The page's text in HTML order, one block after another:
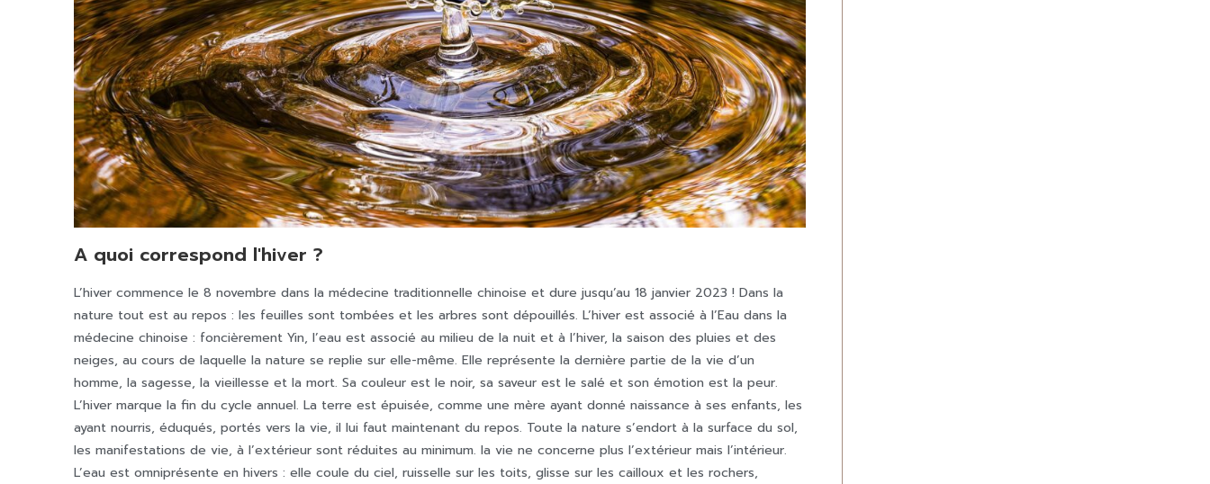
A quoi correspond l'hiver ?
L’hiver commence le 8 novembre dans la médecine traditionnelle chinoise et dure jusqu’au 18 janvier 2023 ! Dans la
nature tout est au repos : les feuilles sont tombées et les arbres sont dépouillés. L’hiver est associé à l’Eau dans la
médecine chinoise : foncièrement Yin, l’eau est associé au milieu de la nuit et à l’hiver, la saison des pluies et des
neiges, au cours de laquelle la nature se replie sur elle-même. Elle représente la dernière partie de la vie d’un
homme, la sagesse, la vieillesse et la mort. Sa couleur est le noir, sa saveur est le salé et son émotion est la peur.
L’hiver marque la fin du cycle annuel. La terre est épuisée, comme une mère ayant donné naissance à ses enfants, les
ayant nourris, éduqués, portés vers la vie, il lui faut maintenant du repos. Toute la nature s’endort à la surface du sol,
les manifestations de vie, à l’extérieur sont réduites au minimum. la vie ne concerne plus l’extérieur mais l’intérieur.
L’eau est omniprésente en hivers : elle coule du ciel, ruisselle sur les toits, glisse sur les cailloux et les rochers,